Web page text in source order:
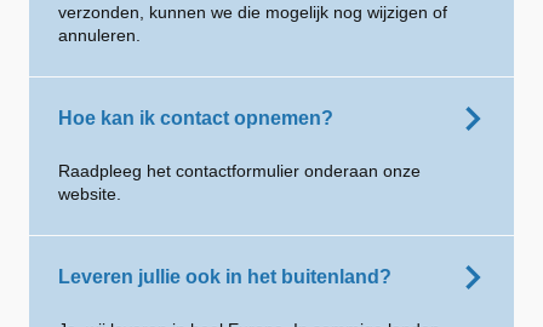
verzonden, kunnen we die mogelijk nog wijzigen of
annuleren.
Hoe kan ik contact opnemen?
Raadpleeg het contactformulier onderaan onze
website.
Leveren jullie ook in het buitenland?